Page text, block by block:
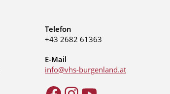
Telefon
+43 2682 61363
E-Mail
info@vhs-burgenland.at